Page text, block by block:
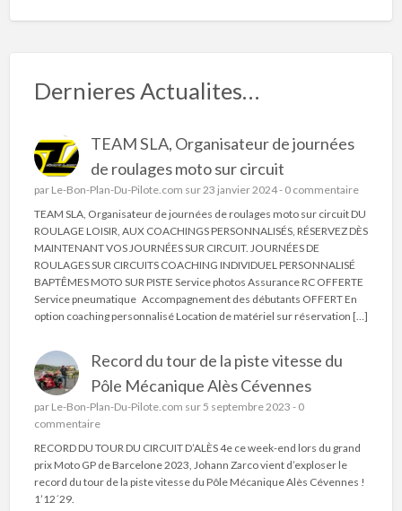
Dernieres Actualites…
TEAM SLA, Organisateur de journées
de roulages moto sur circuit
par Le-Bon-Plan-Du-Pilote.com sur 23 janvier 2024 - 0 commentaire
TEAM SLA, Organisateur de journées de roulages moto sur circuit DU
ROULAGE LOISIR, AUX COACHINGS PERSONNALISÉS, RÉSERVEZ DÈS
MAINTENANT VOS JOURNÉES SUR CIRCUIT. JOURNÉES DE
ROULAGES SUR CIRCUITS COACHING INDIVIDUEL PERSONNALISÉ
BAPTÊMES MOTO SUR PISTE Service photos Assurance RC OFFERTE
Service pneumatique Accompagnement des débutants OFFERT En
option coaching personnalisé Location de matériel sur réservation […]
Record du tour de la piste vitesse du
Pôle Mécanique Alès Cévennes
par Le-Bon-Plan-Du-Pilote.com sur 5 septembre 2023 - 0
commentaire
RECORD DU TOUR DU CIRCUIT D’ALÈS 4e ce week-end lors du grand
prix Moto GP de Barcelone 2023, Johann Zarco vient d’exploser le
record du tour de la piste vitesse du Pôle Mécanique Alès Cévennes !
1’12´29.